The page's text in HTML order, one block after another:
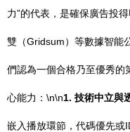
力”的代表，是確保廣告投
雙（Gridsum）等數據智能
們認為一個合格乃至優秀的
心能力：\n\n1. 技術中立與
嵌入播放環節，代碼優先或